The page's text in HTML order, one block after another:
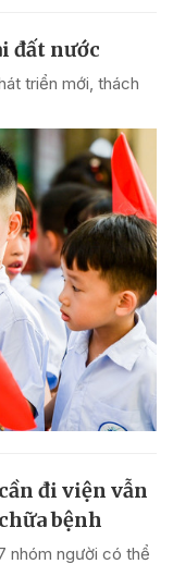
đất nước
triển mới, thách
đi viện vẫn
bệnh
nhóm người có thể